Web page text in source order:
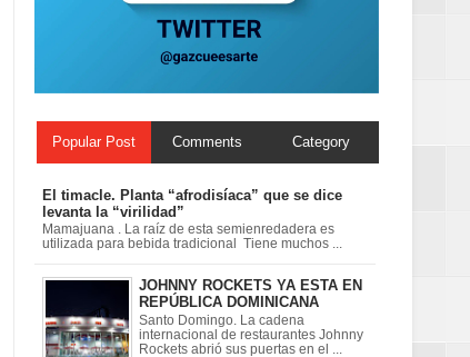
Popular Post Comments Category
El timacle. Planta “afrodisíaca” que se dice
levanta la “virilidad”
Mamajuana . La raíz de esta semienredadera es
utilizada para bebida tradicional Tiene muchos ...
JOHNNY ROCKETS YA ESTA EN
REPÚBLICA DOMINICANA
Santo Domingo. La cadena
internacional de restaurantes Johnny
Rockets abrió sus puertas en el ...